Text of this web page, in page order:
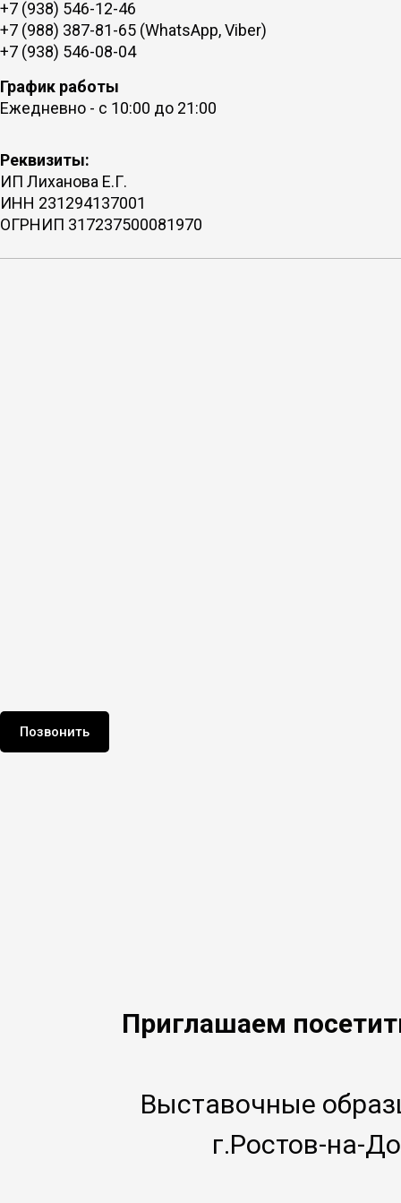
+7 (938) 546-12-46
+7 (988) 387-81-65 (WhatsApp, Viber)
+7 (938) 546-08-04
График работы
Ежедневно - с 10:00 до 21:00
Реквизиты:
ИП Лиханова Е.Г.
ИНН 231294137001
ОГРНИП 317237500081970
Позвонить
Приглашаем
Выставочные
г.Ростов-на-